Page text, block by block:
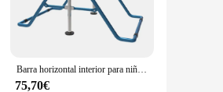
Barra horizontal interior para niños Barra de gimnasia para niños 5 engranajes de altura ajustable para niños de altura 70-140 cm Azul/Rosa
75,70€